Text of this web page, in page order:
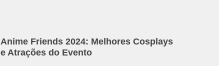
Anime Friends 2024: Melhores Cosplays
e Atrações do Evento